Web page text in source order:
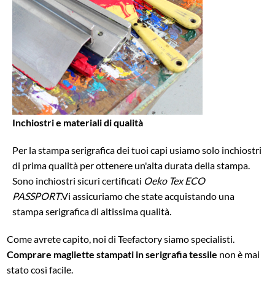
Inchiostri e materiali di qualità
Per la stampa serigrafica dei tuoi capi usiamo solo inchiostri
di prima qualità per ottenere un'alta durata della stampa.
Sono inchiostri sicuri certificati Oeko Tex ECO
PASSPORT.Vi assicuriamo che state acquistando una
stampa serigrafica di altissima qualità.
Come avrete capito, noi di Teefactory siamo specialisti.
Comprare magliette stampati in serigrafia tessile non è mai
stato così facile.